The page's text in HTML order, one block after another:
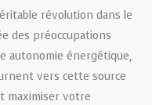
révolution dans le
des préoccupations
autonomie énergétique,
vers cette source
maximiser votre